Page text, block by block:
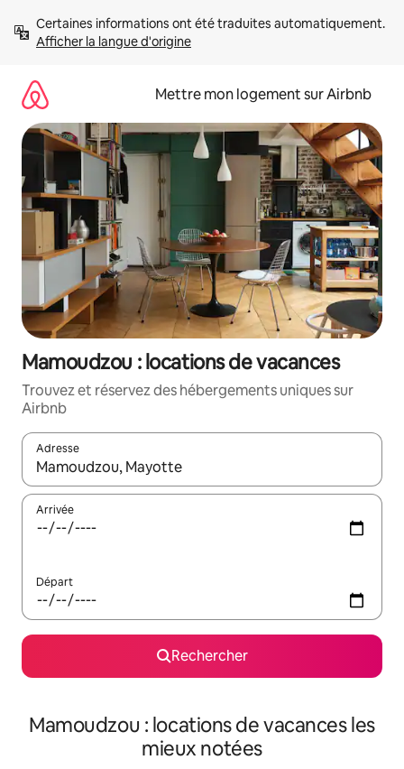
directement
Afficher la langue d'origine
Mettre mon logement sur Airbnb
Mamoudzou : locations de vacances
Trouvez et réservez des hébergements uniques sur
Airbnb
Adresse
Lorsque les résultats s'affichent, utilisez les flèches vers le
Arrivée
Départ
Rechercher
Mamoudzou : locations de vacances les
mieux notées